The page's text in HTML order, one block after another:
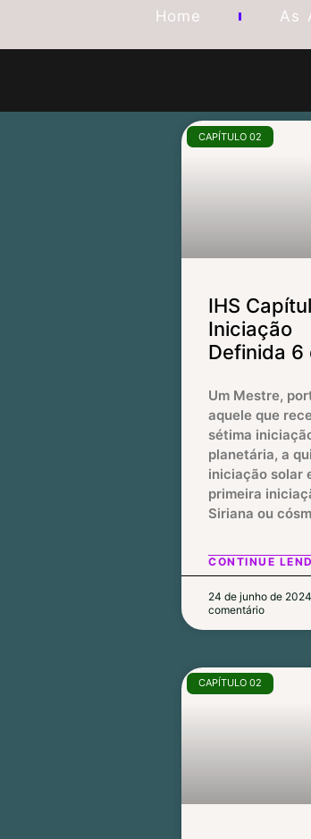
Home As
CAPÍTULO 02
IHS
Iniciação
Definida 6
Um Mestre,
aquele que
sétima
planetária, a
iniciação solar
primeira
Siriana ou
CONTINUE
24 de junho de 2024
comentário
CAPÍTULO 02